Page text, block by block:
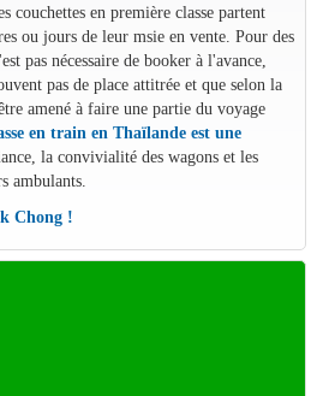
en première classe partent
ou jours de leur msie en vente. Pour des
pas nécessaire de booker à l'avance,
pas de place attitrée et que selon la
amené à faire une partie du voyage
en train en Thaïlande est une
la convivialité des wagons et les
ambulants.
Chong !